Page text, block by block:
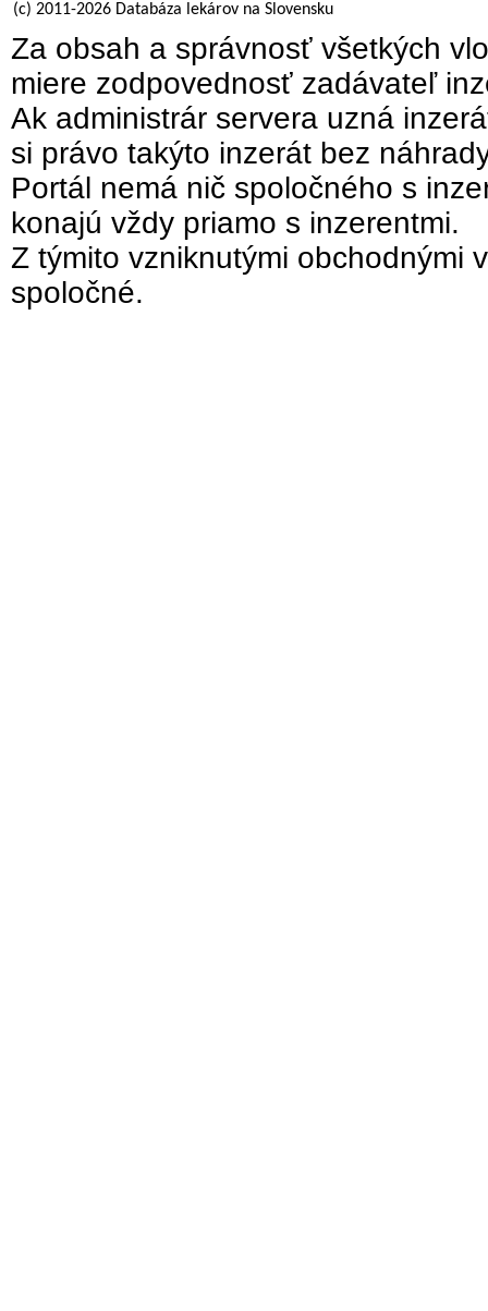
(c) 2011-2026 Databáza lekárov na Slovensku
Za obsah a správnosť všetkých
miere zodpovednosť zadávateľ
Ak administrár servera uzná
si právo takýto inzerát bez
Portál nemá nič spoločného s
konajú vždy priamo s inzerentmi.
Z týmito vzniknutými obchodnými
spoločné.